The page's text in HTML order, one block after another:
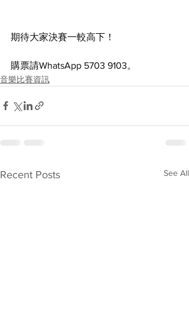
期待大家決賽一較高下！
購票請WhatsApp 5703 9103。
音樂比賽資訊
Recent Posts See All